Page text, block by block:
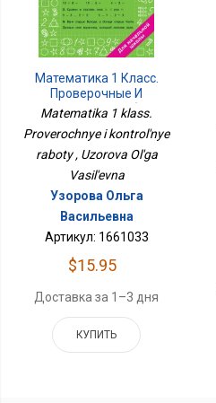
Математика 1 Класс.
Проверочные И
Контрольные Работы
Matematika 1 klass.
Proverochnye i kontrol'nye
raboty , Uzorova Ol'ga
Vasil'evna
Узорова Ольга
Васильевна
Артикул: 1661033
$15.95
Доставка за 1–3 дня
КУПИТЬ